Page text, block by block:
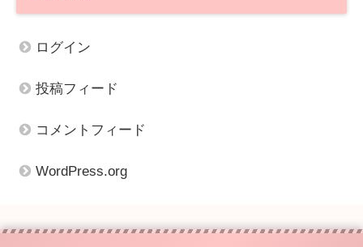
ログイン
投稿フィード
コメントフィード
WordPress.org